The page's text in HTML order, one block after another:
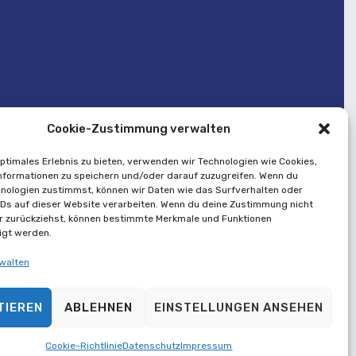
Cookie-Zustimmung verwalten
Erlebnis zu bieten, verwenden wir Technologien wie Cookies,
zu speichern und/oder darauf zuzugreifen. Wenn du
zustimmst, können wir Daten wie das Surfverhalten oder
auf dieser Website verarbeiten. Wenn du deine Zustimmung nicht
können bestimmte Merkmale und Funktionen
werden.
ABLEHNEN EINSTELLUNGEN ANSEHEN
Cookie-RichtlinieDatenschutzImpressum